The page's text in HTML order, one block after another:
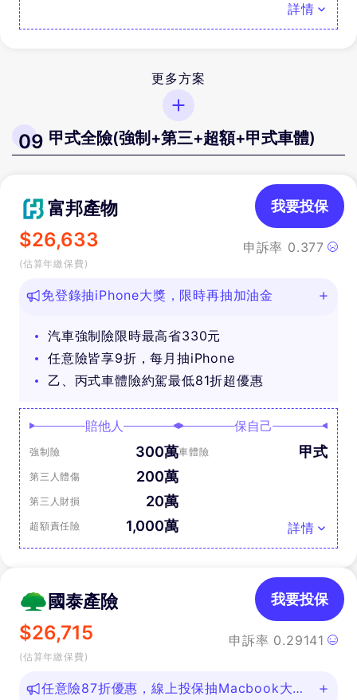
詳情
更多方案
09 甲式全險(強制+第三+超額+甲式車體)
富邦產物
$26,633
(估算年繳保費)
申訴率 0.377
我要投保
免登錄抽iPhone大獎，限時再抽加油金
汽車強制險限時最高省330元
任意險皆享9折，每月抽iPhone
乙、丙式車體險約駕最低81折超優惠
賠他人
強制險 300萬
第三人體傷 200萬
第三人財損 20萬
超額責任險 1,000萬
保自己
車體險 甲式
詳情
國泰產險
$26,715
(估算年繳保費)
申訴率 0.29141
我要投保
任意險87折優惠，線上投保抽Macbook大